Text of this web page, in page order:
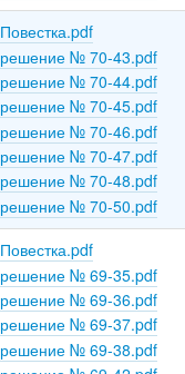
Повестка.pdf
решение № 70-43.pdf
решение № 70-44.pdf
решение № 70-45.pdf
решение № 70-46.pdf
решение № 70-47.pdf
решение № 70-48.pdf
решение № 70-50.pdf
Повестка.pdf
решение № 69-35.pdf
решение № 69-36.pdf
решение № 69-37.pdf
решение № 69-38.pdf